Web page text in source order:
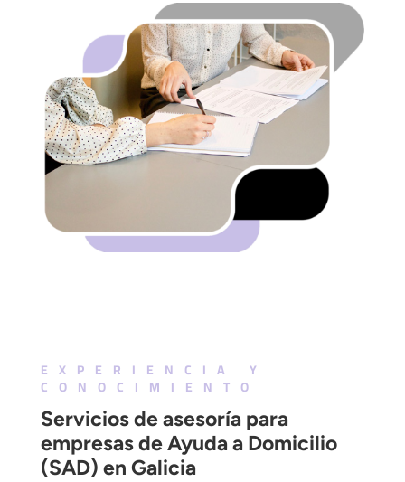
EXPERIENCIA Y
CONOCIMIENTO
Servicios de asesoría para
empresas de Ayuda a Domicilio
(SAD) en Galicia